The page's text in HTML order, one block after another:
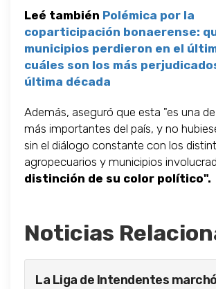
Leé también Polémica por la
coparticipación bonaerense:
municipios perdieron en el
cuáles son los más
última década
Además, aseguró que esta "es una
más importantes del país, y no
sin el diálogo constante con los
agropecuarios y municipios
distinción de su color político".
Noticias
La Liga de Intendentes